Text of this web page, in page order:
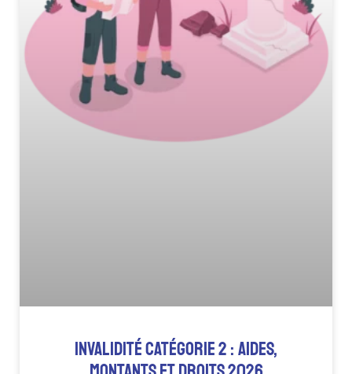
INVALIDITÉ CATÉGORIE 2 : AIDES,